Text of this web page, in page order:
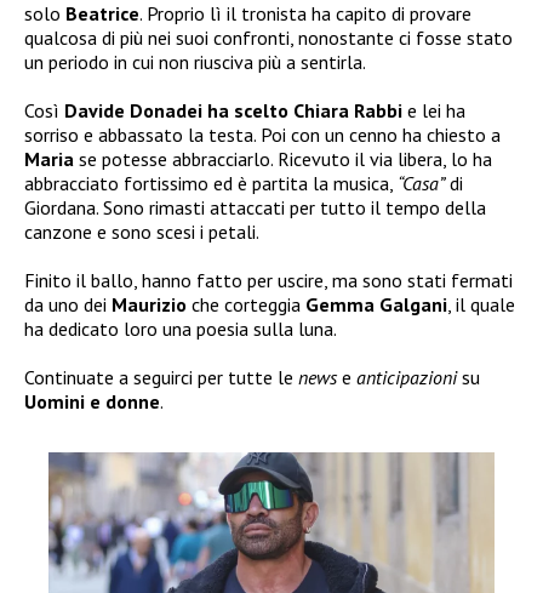
solo Beatrice. Proprio lì il tronista ha capito di provare
qualcosa di più nei suoi confronti, nonostante ci fosse stato
un periodo in cui non riusciva più a sentirla.
Così Davide Donadei ha scelto Chiara Rabbi e lei ha
sorriso e abbassato la testa. Poi con un cenno ha chiesto a
Maria se potesse abbracciarlo. Ricevuto il via libera, lo ha
abbracciato fortissimo ed è partita la musica, “Casa”di
Giordana. Sono rimasti attaccati per tutto il tempo della
canzone e sono scesi i petali.
Finito il ballo, hanno fatto per uscire, ma sono stati fermati
da uno dei Maurizio che corteggia Gemma Galgani , il quale
ha dedicato loro una poesia sulla luna.
Continuate a seguirci per tutte le newse anticipazionisu
Uomini e donne.